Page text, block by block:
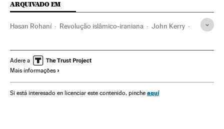
ARQUIVADO EM
Hasan Rohaní Revolução islâmico-iraniana John Kerry
Estados Unidos Produção energia
Conflitos políticos
Energia
Adere a
Mais informações
Si está interesado en licenciar este contenido, pinche aquí